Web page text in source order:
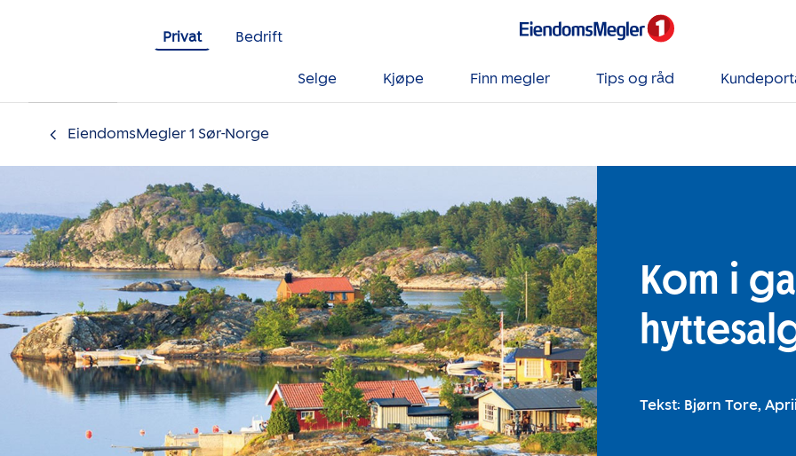
Privat
Bedrift
Selge Kjøpe Finn megler Tips og råd
EiendomsMegler 1 Sør-Norge
Kom i
Tekst: Bjørn Tore,